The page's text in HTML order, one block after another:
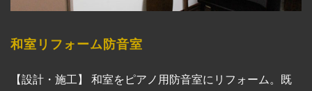
和室リフォーム防音室
【設計・施工】 和室をピアノ用防音室にリフォーム。既